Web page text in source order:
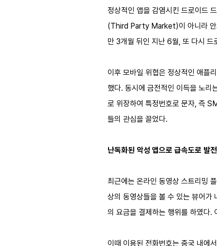
정상적인 앱을 감염시킨 드로이드
(Third Party Market)이 아니라 안
만 3개월 뒤인 지난 6월, 또 다시 드
이후 모바일 위협은 정상적인 애플
했다. 동시에 금전적인 이득을 노
로 위장하여 특정번호로 문자, 즉
들의 관심을 끌었다.
난독화된 악성 앱으로 급속도로 발전
최근에는 온라인 동영상 스트리밍
상의 동영상들을 볼 수 있는 뷰어
의 요금을 결제하는 행위를 하였다.
이때 이용된 전화번호는 중국 내에